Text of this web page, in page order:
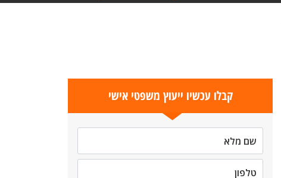
קבלו עכשיו ייעוץ משפטי אישי